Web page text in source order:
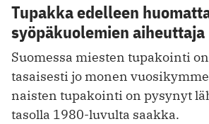
Tupakka edelleen
syöpäkuolemien aiheuttaja
Suomessa miesten tupakointi
tasaisesti jo monen
naisten tupakointi on pysynyt
tasolla 1980-luvulta saakka.